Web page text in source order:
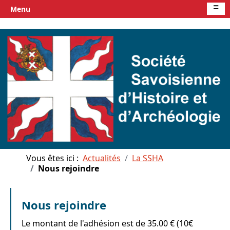
Vous êtes ici : Actualités
La SSHA
Nous rejoindre
Nous rejoindre
Le montant de l'adhésion est de 35.00 € (10€
Menu ≡